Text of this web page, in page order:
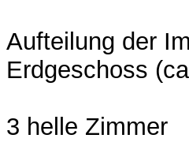
Aufteilung der
Erdgeschoss
3 helle Zimmer